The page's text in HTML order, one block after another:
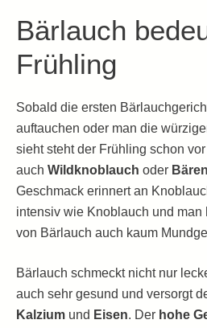
Bärlauch
Frühling
Sobald die ersten
auftauchen oder man die
sieht steht der Frühling schon
auch Wildknoblauch oder
Geschmack erinnert an
intensiv wie Knoblauch und man
von Bärlauch auch kaum
Bärlauch schmeckt nicht nur
auch sehr gesund und versorgt
Kalzium und Eisen. Der hohe